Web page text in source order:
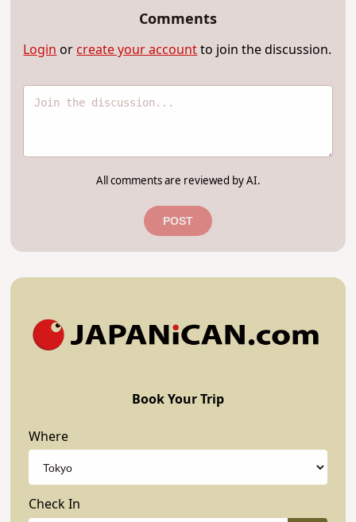
Comments
Login or create your accountto join the discussion.
All comments are reviewed by AI.
POST
Book Your Trip
Where
Check In